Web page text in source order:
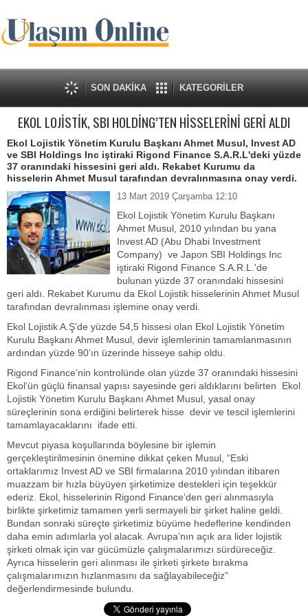
SON DAKİKA KATEGORİLER
EKOL LOJİSTİK, SBI HOLDİNG’TEN HİSSELERİNİ GERİ ALDI
Ekol Lojistik Yönetim Kurulu Başkanı Ahmet Musul, Invest AD
ve SBI Holdings Inc iştiraki Rigond Finance S.A.R.L'deki yüzde
37 oranındaki hissesini geri aldı. Rekabet Kurumu da
hisselerin Ahmet Musul tarafından devralınmasına onay verdi.
13 Mart 2019 Çarşamba 12:10
Ekol Lojistik Yönetim Kurulu Başkanı
Ahmet Musul, 2010 yılından bu yana
Invest AD (Abu Dhabi Investment
Company) ve Japon SBI Holdings Inc
iştiraki Rigond Finance S.A.R.L.'de
bulunan yüzde 37 oranındaki hissesini
geri aldı. Rekabet Kurumu da Ekol Lojistik hisselerinin Ahmet Musul
tarafından devralınması işlemine onay verdi.
Ekol Lojistik A.Ş’de yüzde 54,5 hissesi olan Ekol Lojistik Yönetim
Kurulu Başkanı Ahmet Musul, devir işlemlerinin tamamlanmasının
ardından yüzde 90’ın üzerinde hisseye sahip oldu.
Rigond Finance’nin kontrolünde olan yüzde 37 oranındaki hissesini
Ekol’ün güçlü finansal yapısı sayesinde geri aldıklarını belirten Ekol
Lojistik Yönetim Kurulu Başkanı Ahmet Musul, yasal onay
süreçlerinin sona erdiğini belirterek hisse devir ve tescil işlemlerini
tamamlayacaklarını ifade etti.
Mevcut piyasa koşullarında böylesine bir işlemin
gerçekleştirilmesinin önemine dikkat çeken Musul, “Eski
ortaklarımız Invest AD ve SBI firmalarına 2010 yılından itibaren
muazzam bir hızla büyüyen şirketimize destekleri için teşekkür
ederiz. Ekol, hisselerinin Rigond Finance’den geri alınmasıyla
birlikte şirketimiz tamamen yerli sermayeli bir şirket haline geldi.
Bundan sonraki süreçte şirketimiz büyüme hedeflerine kendinden
daha emin adımlarla yol alacak. Avrupa’nın açık ara lider lojistik
şirketi olmak için var gücümüzle çalışmalarımızı sürdüreceğiz.
Ayrıca hisselerin geri alınması ile şirketi şirkete bırakma
çalışmalarımızın hızlanmasını da sağlayabileceğiz”
değerlendirmesinde bulundu.